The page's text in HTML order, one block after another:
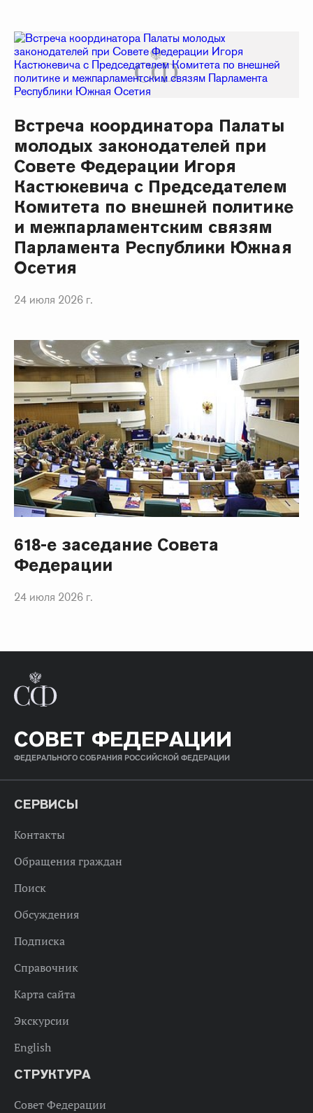
Встреча координатора Палаты
молодых законодателей при
Совете Федерации Игоря
Кастюкевича с Председателем
Комитета по внешней политике
и межпарламентским связям
Парламента Республики Южная
Осетия
24 июля 2026 г.
618-е заседание Совета
Федерации
24 июля 2026 г.
СОВЕТ ФЕДЕРАЦИИ
ФЕДЕРАЛЬНОГО СОБРАНИЯ РОССИЙСКОЙ ФЕДЕРАЦИИ
СЕРВИСЫ
Контакты
Обращения граждан
Поиск
Обсуждения
Подписка
Справочник
Карта сайта
Экскурсии
English
СТРУКТУРА
Совет Федерации